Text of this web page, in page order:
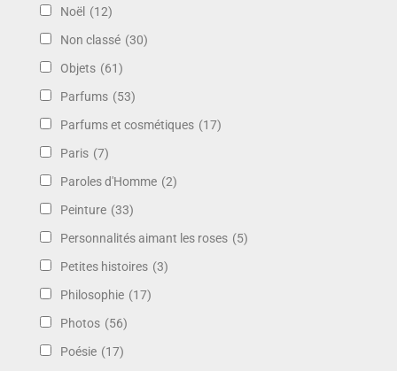
Noël (12)
Non classé (30)
Objets (61)
Parfums (53)
Parfums et cosmétiques (17)
Paris (7)
Paroles d'Homme (2)
Peinture (33)
Personnalités aimant les roses (5)
Petites histoires (3)
Philosophie (17)
Photos (56)
Poésie (17)